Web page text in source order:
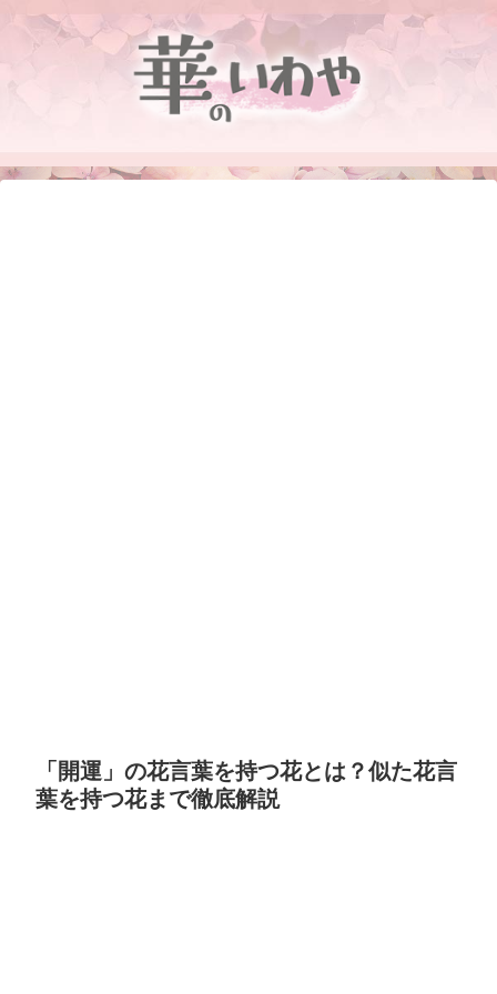
「開運」の花言葉を持つ花とは？似た花言
葉を持つ花まで徹底解説